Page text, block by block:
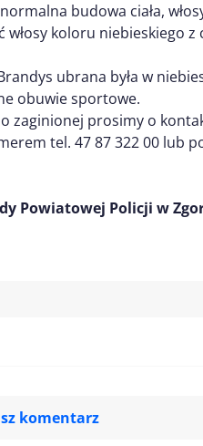
budowa ciała,
koloru niebieskiego z
ubrana była w
obuwie sportowe.
zaginionej prosimy o
tel. 47 87 322 00 lub
Powiatowej Policji w
komentarz